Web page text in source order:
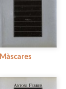
Màscares